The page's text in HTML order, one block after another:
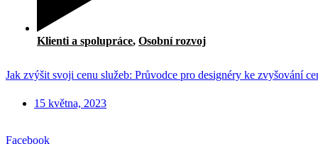
Klienti a spolupráce, Osobní rozvoj
Jak zvýšit svoji cenu služeb: Průvodce pro designéry ke zvyšování
15 května, 2023
Facebook